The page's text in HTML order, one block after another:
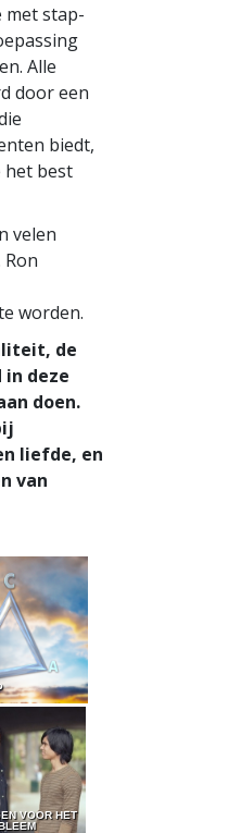
met stap-
Alle
door een
biedt,
het best
velen
worden.
de
deze
doen.
liefde, en
van
VOOR HET